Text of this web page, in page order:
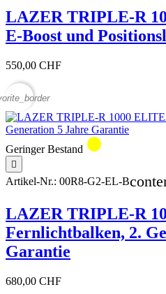
LAZER TRIPLE-R
E-Boost und
550,00 CHF
Geringer Bestand circle

Artikel-Nr.: 00R8-G2-EL-B
LAZER TRIPLE-R
Fernlichtbalken, 2.
Garantie
680,00 CHF